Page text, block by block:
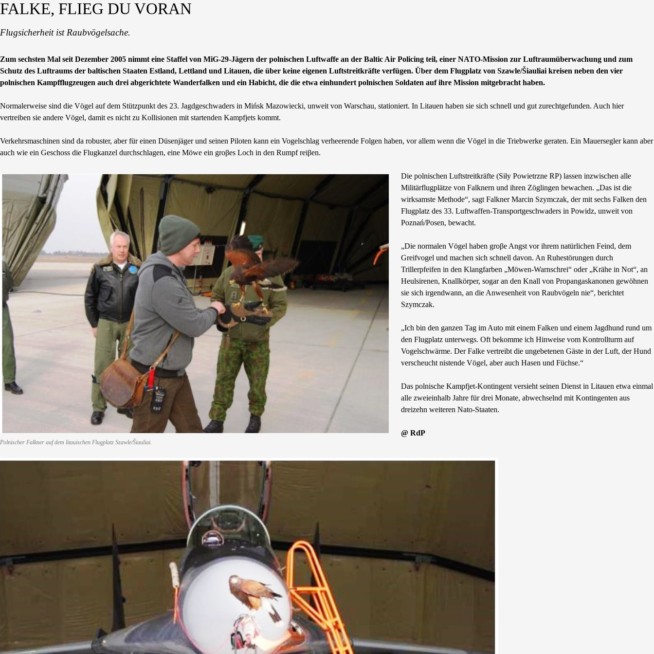
FALKE, FLIEG DU VORAN
Flugsicherheit ist Raubvögelsache.
Zum sechsten Mal seit Dezember 2005 nimmt eine Staffel von MiG-29-Jägern der polnischen Luftwaffe an der Baltic Air Policing teil, einer NATO-Mission zur Luftraumüberwachung und zum
Schutz des Luftraums der baltischen Staaten Estland, Lettland und Litauen, die über keine eigenen Luftstreitkräfte verfügen. Über dem Flugplatz von Szawle/Šiauliai kreisen neben den vier
polnischen Kampfflugzeugen auch drei abgerichtete Wanderfalken und ein Habicht, die die etwa einhundert polnischen Soldaten auf ihre Mission mitgebracht haben.
Normalerweise sind die Vögel auf dem Stützpunkt des 23. Jagdgeschwaders in Mińsk Mazowiecki, unweit von Warschau, stationiert. In Litauen haben sie sich schnell und gut zurechtgefunden. Auch hier
vertreiben sie andere Vögel, damit es nicht zu Kollisionen mit startenden Kampfjets kommt.
Verkehrsmaschinen sind da robuster, aber für einen Düsenjäger und seinen Piloten kann ein Vogelschlag verheerende Folgen haben, vor allem wenn die Vögel in die Triebwerke geraten. Ein Mauersegler kann aber
auch wie ein Geschoss die Flugkanzel durchschlagen, eine Möwe ein groβes Loch in den Rumpf reiβen.
Polnischer Falkner auf dem litauischen Flugplatz Szawle/Šiauliai.
Die polnischen Luftstreitkräfte (Siły Powietrzne RP) lassen inzwischen alle
Militärflugplätze von Falknern und ihren Zöglingen bewachen. „Das ist die
wirksamste Methode“, sagt Falkner Marcin Szymczak, der mit sechs Falken den
Flugplatz des 33. Luftwaffen-Transportgeschwaders in Powidz, unweit von
Poznań/Posen, bewacht.
„Die normalen Vögel haben groβe Angst vor ihrem natürlichen Feind, dem
Greifvogel und machen sich schnell davon. An Ruhestörungen durch
Trillerpfeifen in den Klangfarben „Möwen-Warnschrei“ oder „Krähe in Not“, an
Heulsirenen, Knallkörper, sogar an den Knall von Propangaskanonen gewöhnen
sie sich irgendwann, an die Anwesenheit von Raubvögeln nie“, berichtet
Szymczak.
„Ich bin den ganzen Tag im Auto mit einem Falken und einem Jagdhund rund um
den Flugplatz unterwegs. Oft bekomme ich Hinweise vom Kontrollturm auf
Vogelschwärme. Der Falke vertreibt die ungebetenen Gäste in der Luft, der Hund
verscheucht nistende Vögel, aber auch Hasen und Füchse.“
Das polnische Kampfjet-Kontingent versieht seinen Dienst in Litauen etwa einmal
alle zweieinhalb Jahre für drei Monate, abwechselnd mit Kontingenten aus
dreizehn weiteren Nato-Staaten.
@ RdP